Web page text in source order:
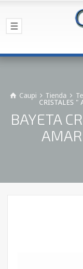
Caupi Tienda
CRISTALES
BAYETA